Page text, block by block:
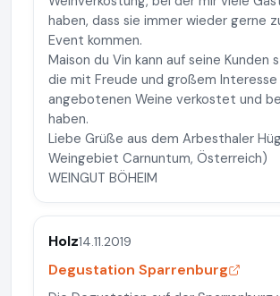
haben, dass sie immer wieder gerne
Event kommen.
Maison du Vin kann auf seine Kunden
die mit Freude und großem Interesse
angebotenen Weine verkostet und
haben.
Liebe Grüße aus dem Arbesthaler
Weingebiet Carnuntum, Österreich)
WEINGUT BÖHEIM
Holz14.11.2019
De­gus­ta­ti­on Sparrenburg